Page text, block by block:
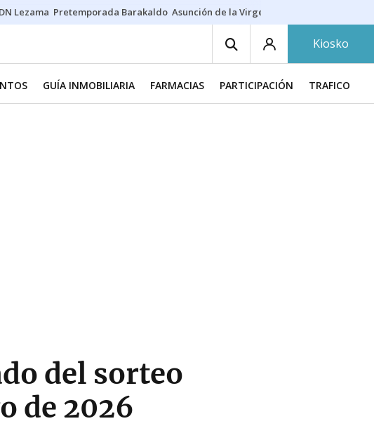
Lezama Pretemporada Barakaldo Asunción de la Virgen
Kiosko
GUÍA INMOBILIARIA FARMACIAS PARTICIPACIÓN TRAFICO
del sorteo
de 2026